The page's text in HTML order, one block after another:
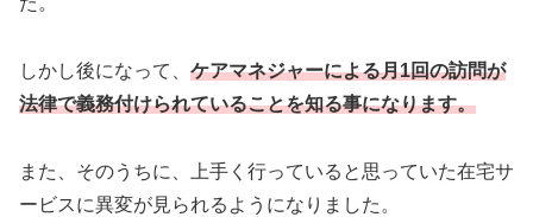
しかし後になって、 ケアマネジャーによる月1回の訪問が
法律で義務付けられていることを知る事になります。
また、そのうちに、上手く行っていると思っていた在宅サ
ービスに異変が見られるようになりました。